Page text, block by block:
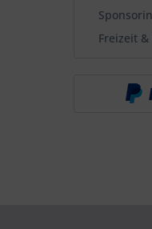
Freizeit &